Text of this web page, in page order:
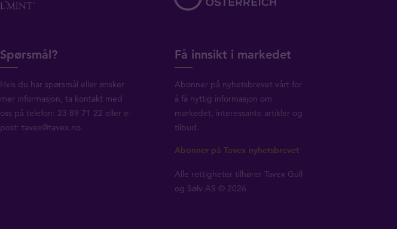
Spørsmål?
Hvis du har spørsmål eller ønsker
mer informasjon, ta kontakt med
oss på telefon: 23 89 71 22 eller e-
post: tavex@tavex.no.
Få innsikt i markedet
Abonner på nyhetsbrevet vårt for
å få nyttig informasjon om
markedet, interessante artikler og
tilbud.
Abonner på Tavex nyhetsbrevet
Alle rettigheter tilhører Tavex Gull
og Sølv AS © 2026